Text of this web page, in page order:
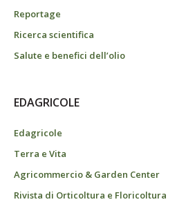
Reportage
Ricerca scientifica
Salute e benefici dell’olio
EDAGRICOLE
Edagricole
Terra e Vita
Agricommercio & Garden Center
Rivista di Orticoltura e Floricoltura